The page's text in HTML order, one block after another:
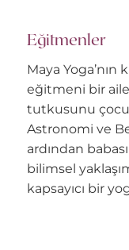
Eğitmenler
Maya
eğitmeni bir
tutkusunu
Astronomi ve
ardından
bilimsel
kapsayıcı bir